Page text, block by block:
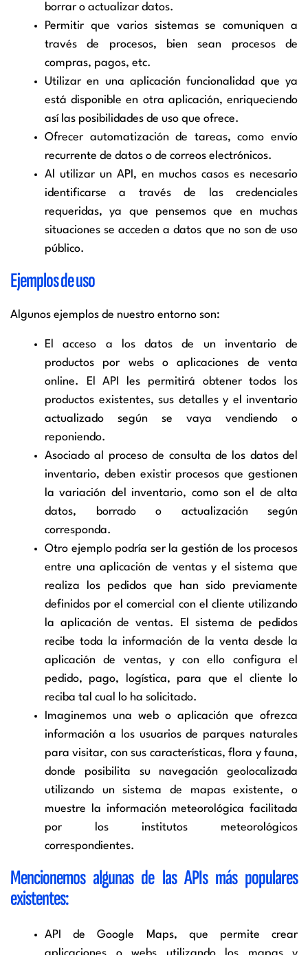
borrar o actualizar datos.
Permitir que varios sistemas se comuniquen a
través de procesos, bien sean procesos de
compras, pagos, etc.
Utilizar en una aplicación funcionalidad que ya
está disponible en otra aplicación, enriqueciendo
así las posibilidades de uso que ofrece.
Ofrecer automatización de tareas, como envío
recurrente de datos o de correos electrónicos.
Al utilizar un API, en muchos casos es necesario
identificarse a través de las credenciales
requeridas, ya que pensemos que en muchas
situaciones se acceden a datos que no son de uso
público.
Ejemplos de uso
Algunos ejemplos de nuestro entorno son:
El acceso a los datos de un inventario de
productos por webs o aplicaciones de venta
online. El API les permitirá obtener todos los
productos existentes, sus detalles y el inventario
actualizado según se vaya vendiendo o
reponiendo.
Asociado al proceso de consulta de los datos del
inventario, deben existir procesos que gestionen
la variación del inventario, como son el de alta
datos, borrado o actualización según
corresponda.
Otro ejemplo podría ser la gestión de los procesos
entre una aplicación de ventas y el sistema que
realiza los pedidos que han sido previamente
definidos por el comercial con el cliente utilizando
la aplicación de ventas. El sistema de pedidos
recibe toda la información de la venta desde la
aplicación de ventas, y con ello configura el
pedido, pago, logística, para que el cliente lo
reciba tal cual lo ha solicitado.
Imaginemos una web o aplicación que ofrezca
información a los usuarios de parques naturales
para visitar, con sus características, flora y fauna,
donde posibilita su navegación geolocalizada
utilizando un sistema de mapas existente, o
muestre la información meteorológica facilitada
por los institutos meteorológicos
correspondientes.
Mencionemos algunas de las APIs más populares
existentes:
API de Google Maps, que permite crear